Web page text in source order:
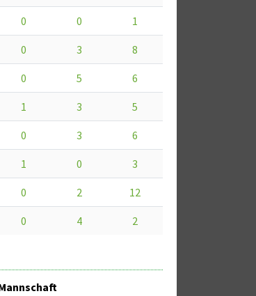
0 0 1
0 3 8
0 5 6
1 3 5
0 3 6
1 0 3
0 2 12
0 4 2